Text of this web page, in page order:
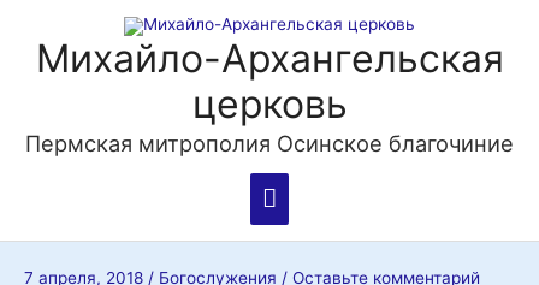
содержимому
Михайло-Архангельская
церковь
Пермская митрополия Осинское благочиние
Главное
меню
7 апреля, 2018 / Богослужения / Оставьте комментарий
по